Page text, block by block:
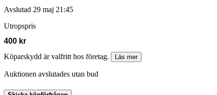
Avslutad 29 maj 21:45
Utropspris
400 kr
Köparskydd är valfritt hos företag.
Läs mer
Auktionen avslutades utan bud